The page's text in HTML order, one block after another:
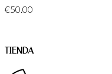
€50.00
TIENDA